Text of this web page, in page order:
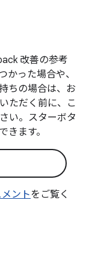
改善の参考
かった場合や、
ちの場合は、お
ただく前に、こ
い。スターボタ
きます。
ントをご覧く